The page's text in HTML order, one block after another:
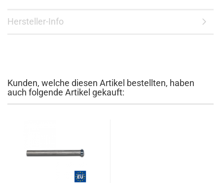
Hersteller-Info
Kunden, welche diesen Artikel bestellten, haben
auch folgende Artikel gekauft: